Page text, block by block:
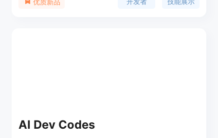
资料。这个平台不仅可以展示开发者的技能和成就，
AI Dev Codes